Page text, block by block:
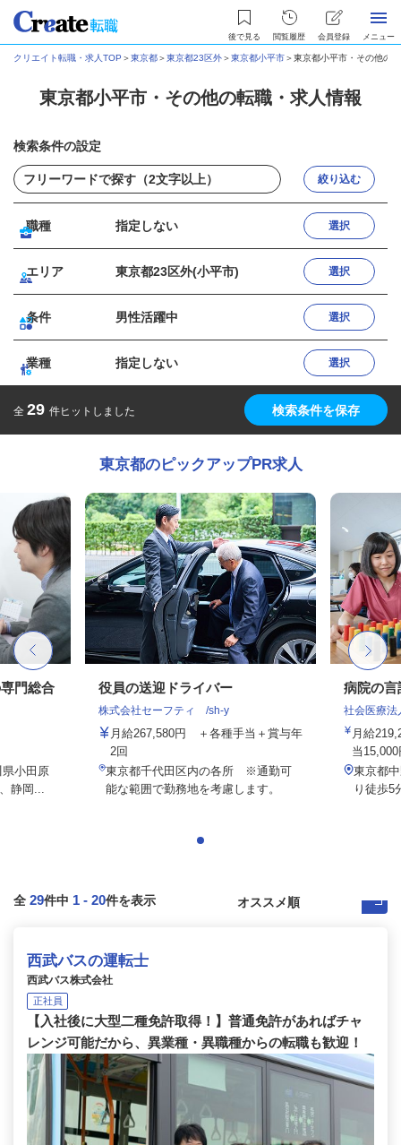
後で見る 閲覧履歴 会員登録 メニュー
クリエイト転職・求人TOP ＞東京都＞東京都23区外＞東京都小平市＞東京都小平市・その他の
東京都小平市・その他の転職・求人情報
検索条件の設定
絞り込む
職種 指定しない 選択
エリア 東京都23区外(小平市) 選択
条件 男性活躍中 選択
業種 指定しない 選択
全 29 件ヒットしました 検索条件を保存
東京都のピックアップPR求人
門総合
小田原
静岡...
役員の送迎ドライバー
株式会社セーフティ /sh-y
月給267,580円 ＋各種手当＋賞与年
2回
東京都千代田区内の各所 ※通勤可
能な範囲で勤務地を考慮します。
病院の言
社会医療
月給
当
東京都
り徒歩5
全 29件中 1 - 20件を表示
西武バスの運転士
西武バス株式会社
正社員
【入社後に大型二種免許取得！】普通免許があればチャ
レンジ可能だから、異業種・異職種からの転職も歓迎！